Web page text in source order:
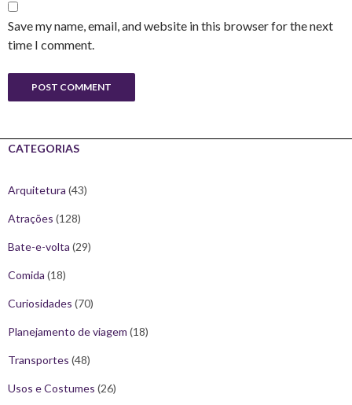
Save my name, email, and website in this browser for the next
time I comment.
CATEGORIAS
Arquitetura (43)
Atrações (128)
Bate-e-volta (29)
Comida (18)
Curiosidades (70)
Planejamento de viagem (18)
Transportes (48)
Usos e Costumes (26)